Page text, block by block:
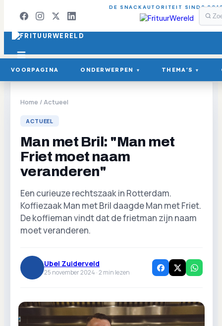
DE SNACKAUTORITEIT SINDS
VOORPAGINA ONDERWERPEN ▾ THEMA'S ▾
Home /Actueel
ACTUEEL
Man met Bril: "Man met
Friet moet naam
veranderen"
Een curieuze rechtszaak in Rotterdam.
Koffiezaak Man met Bril daagde Man met Friet.
De koffieman vindt dat de frietman zijn naam
moet veranderen.
Ubel Zuiderveld
25 november 2024 ·2 min lezen